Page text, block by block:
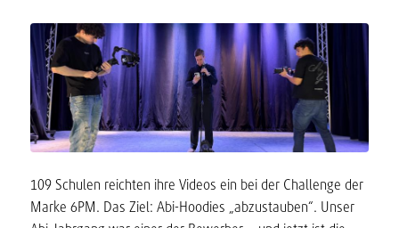
109 Schulen reichten ihre Videos ein bei der Challenge der
Marke 6PM. Das Ziel: Abi-Hoodies „abzustauben“. Unser